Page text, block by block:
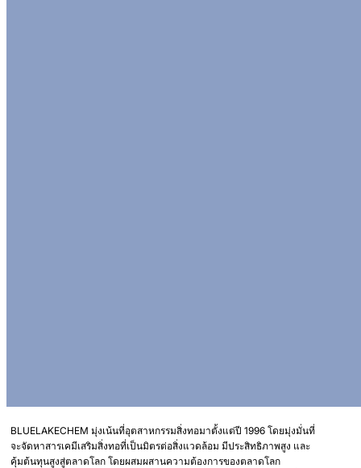
BLUELAKECHEM มุ่งเน้นที่อุตสาหกรรมสิ่งทอมาตั้งแต่ปี 1996 โดยมุ่งมั่นที่
จะจัดหาสารเคมีเสริมสิ่งทอที่เป็นมิตรต่อสิ่งแวดล้อม มีประสิทธิภาพสูง และ
คุ้มต้นทุนสูงสู่ตลาดโลก โดยผสมผสานความต้องการของตลาดโลก